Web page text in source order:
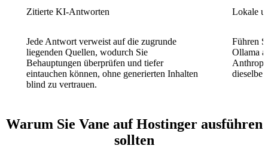
Zitierte KI-Antworten
Jede Antwort verweist auf die zugrunde
liegenden Quellen, wodurch Sie
Behauptungen überprüfen und tiefer
eintauchen können, ohne generierten Inhalten
blind zu vertrauen.
Lokale
Führen
Ollama
dieselbe
Warum Sie Vane auf Hostinger ausführen
sollten